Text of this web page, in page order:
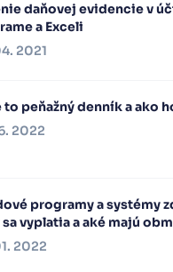
daňovej evidencie v
a Exceli
2021
to peňažný denník a ako
2022
programy a systémy
vyplatia a aké majú
2022